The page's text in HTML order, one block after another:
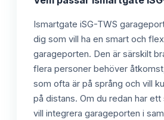
Ismartgate iSG-TWS
dig som vill ha en smart och
garageporten. Den är särskilt
flera personer behöver
som ofta är på språng och vill
på distans. Om du redan har
vill integrera garageporten i